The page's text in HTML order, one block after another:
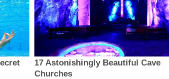
17 Astonishingly Beautiful Cave
Churches